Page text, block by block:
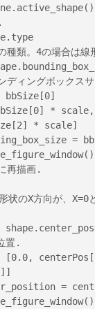
種類。4の場合は線
ディングボックス
*
* scale]
=
再描画.
状のX方向が、X=0
置.
[0.0,
=